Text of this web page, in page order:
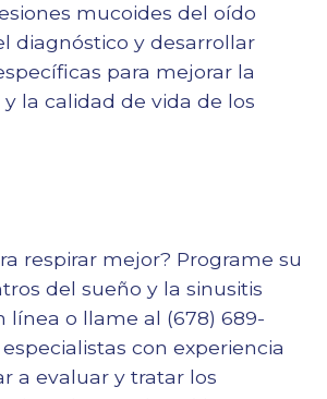
mucoides del oído
diagnóstico y desarrollar
para mejorar la
la calidad de vida de los
respirar mejor? Programe su
del sueño y la sinusitis
línea o llame al (678) 689-
especialistas con experiencia
a evaluar y tratar los